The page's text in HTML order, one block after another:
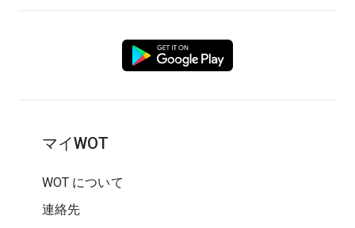
マイWOT
WOT について
連絡先